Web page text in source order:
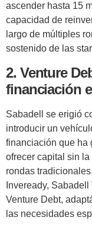
ascender hasta 15
capacidad de
largo de múltiples
sostenido de las
2. Venture
financiación
Sabadell se erigió
introducir un
financiación que ha
ofrecer capital sin
rondas
Inveready,
Venture Debt,
las necesidades